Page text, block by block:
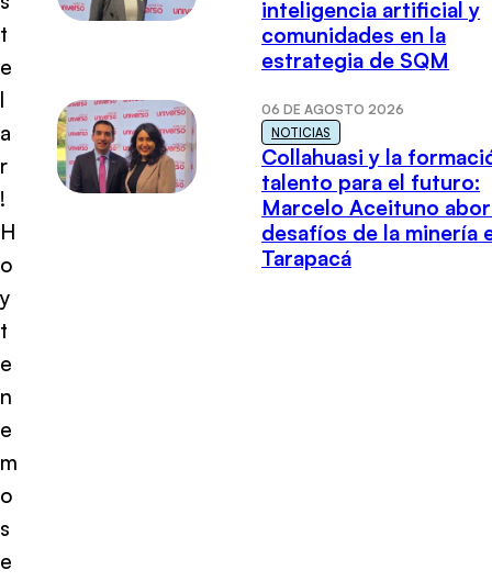
t
e
l
a
r
!
H
o
y
t
e
n
e
m
o
s
e
inteligencia artificial y
comunidades en la
estrategia de SQM
06 DE AGOSTO 2026
NOTICIAS
Collahuasi y la
talento para el futuro:
Marcelo Aceituno
desafíos de la minería
Tarapacá